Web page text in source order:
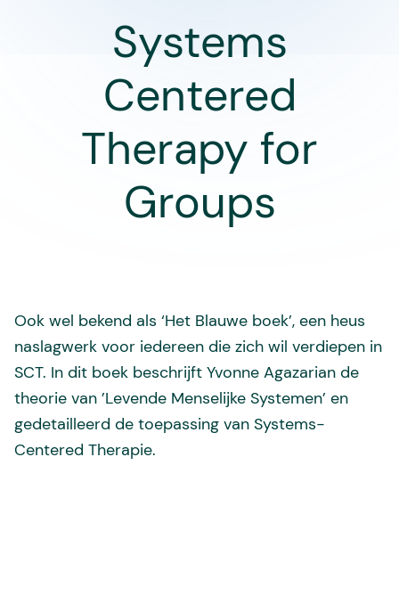
Systems
Centered
Therapy for
Groups
Ook wel bekend als ‘Het Blauwe boek’, een heus
naslagwerk voor iedereen die zich wil verdiepen in
SCT. In dit boek beschrijft Yvonne Agazarian de
theorie van ’Levende Menselijke Systemen’ en
gedetailleerd de toepassing van Systems-
Centered Therapie.